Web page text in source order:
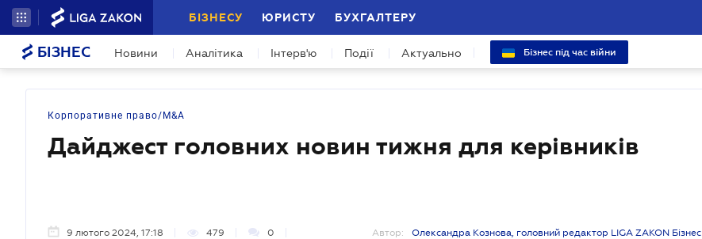
БІЗНЕСУ ЮРИСТУ БУХГАЛТЕРУ
БІЗНЕС Новини Аналітика Інтерв'ю Події Актуально Бізнес під час війни
Корпоративне право/M&A
Дайджест головних новин тижня для керівників
9 лютого 2024, 17:18 479 0 Автор: Олександра Кознова, головний редактор LIGA ZAKON Бізнес